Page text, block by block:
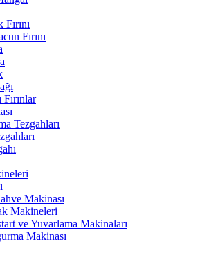
Fırını
Fırınlar
Tezgahları
Makinası
Makineleri
ve Yuvarlama Makinaları
Makinası